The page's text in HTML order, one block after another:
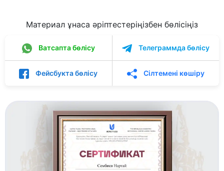
Материал ұнаса әріптестеріңізбен бөлісіңіз
Ватсапта бөлісу Телеграммда бөлісу
Фейсбукта бөлісу Сілтемені көшіру